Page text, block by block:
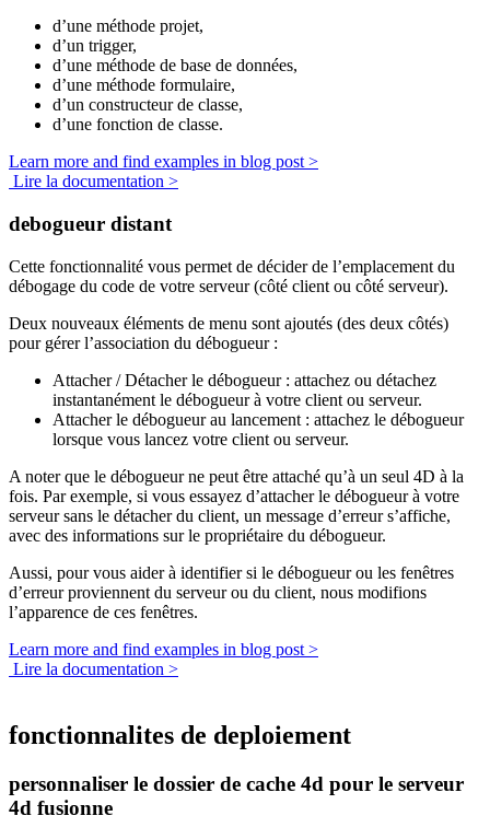
d’une méthode projet,
d’un trigger,
d’une méthode de base de données,
d’une méthode formulaire,
d’un constructeur de classe,
d’une fonction de classe.
Learn more and find examples in blog post >
Lire la documentation >
debogueur distant
Cette fonctionnalité vous permet de décider de l’emplacement du
débogage du code de votre serveur (côté client ou côté serveur).
Deux nouveaux éléments de menu sont ajoutés (des deux côtés)
pour gérer l’association du débogueur :
Attacher / Détacher le débogueur : attachez ou détachez
instantanément le débogueur à votre client ou serveur.
Attacher le débogueur au lancement : attachez le débogueur
lorsque vous lancez votre client ou serveur.
A noter que le débogueur ne peut être attaché qu’à un seul 4D à la
fois. Par exemple, si vous essayez d’attacher le débogueur à votre
serveur sans le détacher du client, un message d’erreur s’affiche,
avec des informations sur le propriétaire du débogueur.
Aussi, pour vous aider à identifier si le débogueur ou les fenêtres
d’erreur proviennent du serveur ou du client, nous modifions
l’apparence de ces fenêtres.
Learn more and find examples in blog post >
Lire la documentation >
fonctionnalites de deploiement
personnaliser le dossier de cache 4d pour le serveur
4d fusionne